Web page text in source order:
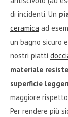
di incidenti. Un
ceramica ad
un bagno sicuro
nostri piatti
materiale
superficie
maggiore
Per rendere più